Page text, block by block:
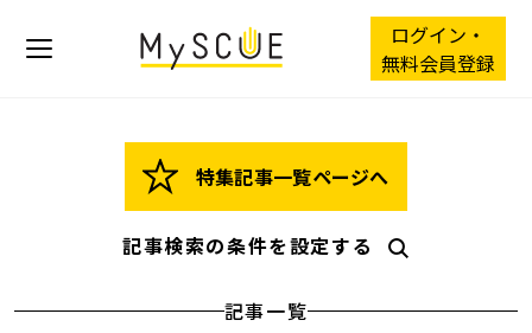
ログイン・
無料会員登録
特集記事一覧ページへ
記事検索の条件を設定する
記事一覧